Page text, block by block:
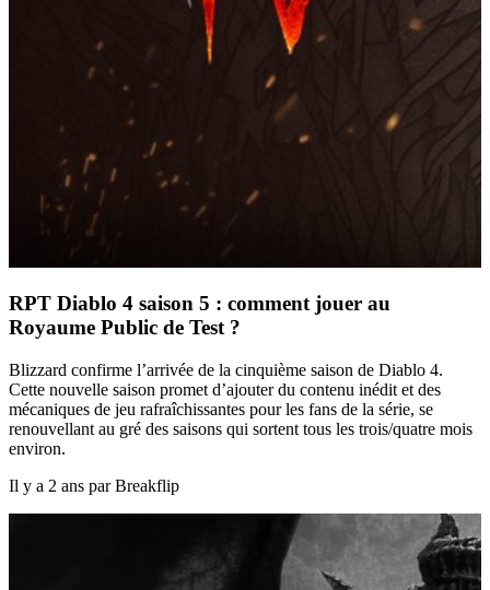
RPT Diablo 4 saison 5 : comment jouer au
Royaume Public de Test ?
Blizzard confirme l’arrivée de la cinquième saison de Diablo 4.
Cette nouvelle saison promet d’ajouter du contenu inédit et des
mécaniques de jeu rafraîchissantes pour les fans de la série, se
renouvellant au gré des saisons qui sortent tous les trois/quatre mois
environ.
Il y a 2 ans par Breakflip